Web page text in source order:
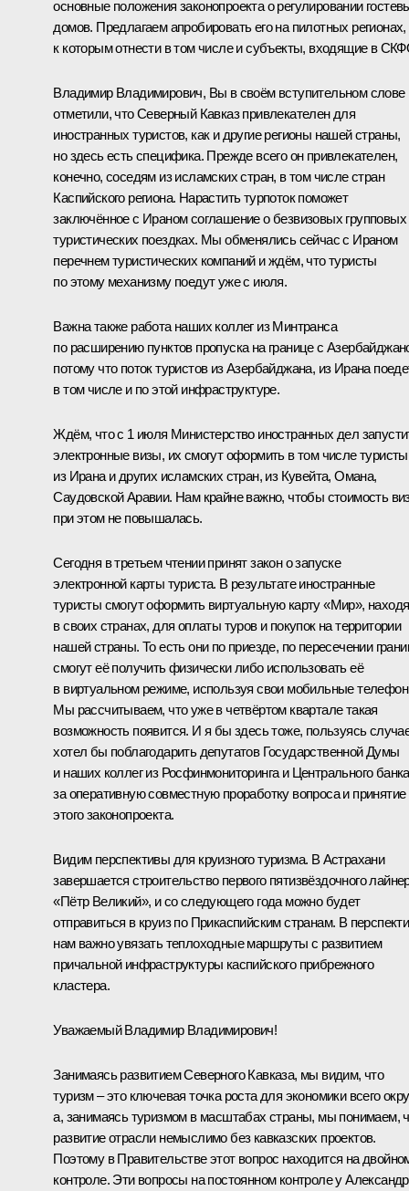
основные положения законопроекта о регулировании
домов. Предлагаем апробировать его на пилотных регионах,
к которым отнести в том числе и субъекты, входящие в
Владимир Владимирович, Вы в своём вступительном слове
отметили, что Северный Кавказ привлекателен для
иностранных туристов, как и другие регионы нашей страны,
но здесь есть специфика. Прежде всего он привлекателен,
конечно, соседям из исламских стран, в том числе стран
Каспийского региона. Нарастить турпоток поможет
заключённое с Ираном соглашение о безвизовых групповых
туристических поездках. Мы обменялись сейчас с Ираном
перечнем туристических компаний и ждём, что туристы
по этому механизму поедут уже с июля.
Важна также работа наших коллег из Минтранса
по расширению пунктов пропуска на границе с
потому что поток туристов из Азербайджана, из Ирана
в том числе и по этой инфраструктуре.
Ждём, что с 1 июля Министерство иностранных дел
электронные визы, их смогут оформить в том числе туристы
из Ирана и других исламских стран, из Кувейта, Омана,
Саудовской Аравии. Нам крайне важно, чтобы стоимость
при этом не повышалась.
Сегодня в третьем чтении принят закон о запуске
электронной карты туриста. В результате иностранные
туристы смогут оформить виртуальную карту «Мир»,
в своих странах, для оплаты туров и покупок на территории
нашей страны. То есть они по приезде, по пересечении
смогут её получить физически либо использовать её
в виртуальном режиме, используя свои мобильные
Мы рассчитываем, что уже в четвёртом квартале такая
возможность появится. И я бы здесь тоже, пользуясь
хотел бы поблагодарить депутатов Государственной Думы
и наших коллег из Росфинмониторинга и Центрального банка
за оперативную совместную проработку вопроса и принятие
этого законопроекта.
Видим перспективы для круизного туризма. В Астрахани
завершается строительство первого пятизвёздочного
«Пётр Великий», и со следующего года можно будет
отправиться в круиз по Прикаспийским странам. В
нам важно увязать теплоходные маршруты с развитием
причальной инфраструктуры каспийского прибрежного
кластера.
Уважаемый Владимир Владимирович!
Занимаясь развитием Северного Кавказа, мы видим, что
туризм – это ключевая точка роста для экономики всего
а, занимаясь туризмом в масштабах страны, мы понимаем,
развитие отрасли немыслимо без кавказских проектов.
Поэтому в Правительстве этот вопрос находится на
контроле. Эти вопросы на постоянном контроле у